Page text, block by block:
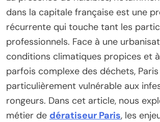
dans la capitale française est une
récurrente qui touche tant les
professionnels. Face à une
conditions climatiques propices et
parfois complexe des déchets,
particulièrement vulnérable aux
rongeurs. Dans cet article, nous
métier de dératiseur Paris, les